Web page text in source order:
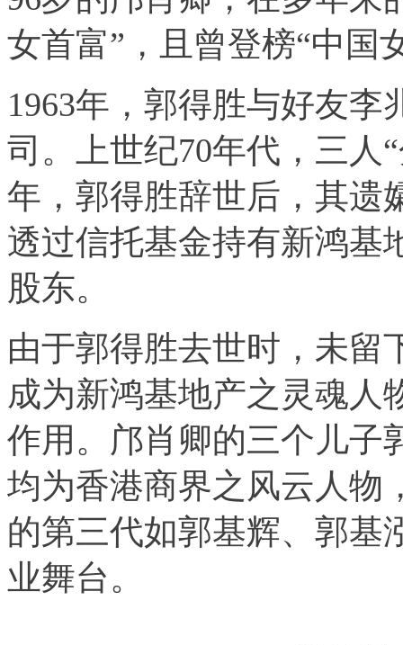
女首富”，且曾登榜“中国
1963年，郭得胜与好友
司。上世纪70年代，三人
年，郭得胜辞世后，其遗
透过信托基金持有新鸿基
股东。
由于郭得胜去世时，未留
成为新鸿基地产之灵魂人
作用。邝肖卿的三个儿子
均为香港商界之风云人物
的第三代如郭基辉、郭基
业舞台。